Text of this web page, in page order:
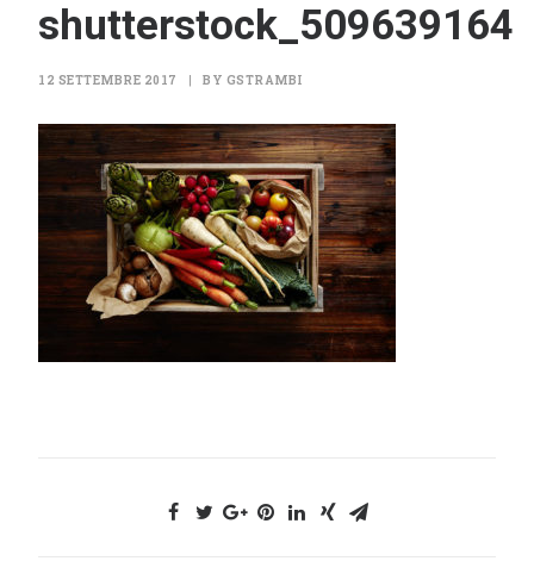
MOMENTI
– ESERCENTI –
RICERCA
CARRELLO
shutterstock_509639164
12 SETTEMBRE 2017 | BY GSTRAMBI